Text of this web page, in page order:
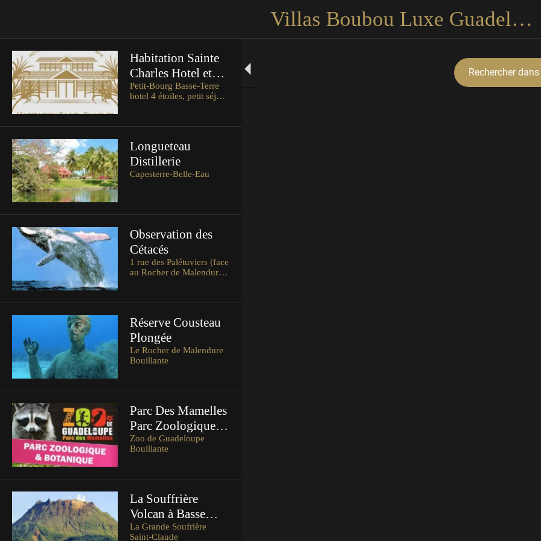
Villas Boubou Luxe Guadeloupe
Habitation Sainte
Charles Hotel et
Spa
Petit-Bourg Basse-Terre
hotel 4 étoiles, petit séjour
Longueteau
Distillerie
Capesterre-Belle-Eau
Observation des
Cétacés
1 rue des Palétuviers (face
au Rocher de Malendure)
Réserve Cousteau
Plongée
Le Rocher de Malendure
Bouillante
Parc Des Mamelles
Parc Zoologique et
Botanique
Zoo de Guadeloupe
Bouillante
La Souffrière
Volcan à Basse
Terre
La Grande Soufrière
Saint-Claude
Rechercher